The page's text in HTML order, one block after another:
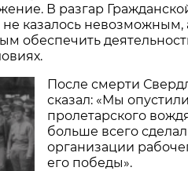
В разгар
казалось невозможным,
обеспечить
После смерти
сказал: «Мы
пролетарского
больше всего
организации
его победы».